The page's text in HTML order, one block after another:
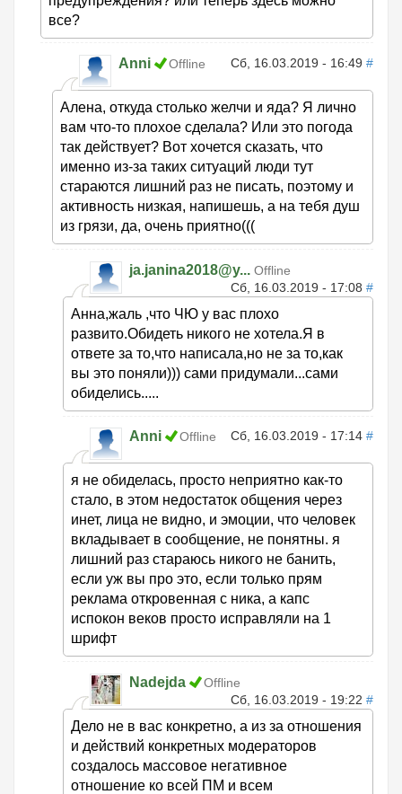
все?
Anni Offline Сб, 16.03.2019 - 16:49 #
Алена, откуда столько желчи и яда? Я лично
вам что-то плохое сделала? Или это погода
так действует? Вот хочется сказать, что
именно из-за таких ситуаций люди тут
стараются лишний раз не писать, поэтому и
активность низкая, напишешь, а на тебя душ
из грязи, да, очень приятно(((
ja.janina2018@y... Offline
Сб, 16.03.2019 - 17:08 #
Анна,жаль ,что ЧЮ у вас плохо
развито.Обидеть никого не хотела.Я в
ответе за то,что написала,но не за то,как
вы это поняли))) сами придумали...сами
обиделись.....
Anni Offline Сб, 16.03.2019 - 17:14 #
я не обиделась, просто неприятно как-то
стало, в этом недостаток общения через
инет, лица не видно, и эмоции, что человек
вкладывает в сообщение, не понятны. я
лишний раз стараюсь никого не банить,
если уж вы про это, если только прям
реклама откровенная с ника, а капс
испокон веков просто исправляли на 1
шрифт
Nadejda
Offline
Сб, 16.03.2019 - 19:22 #
Дело не в вас конкретно, а из за отношения
и действий конкретных модераторов
создалось массовое негативное
отношение ко всей ПМ и всем